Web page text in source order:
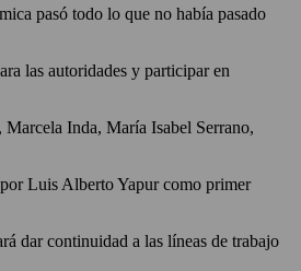
pasó todo lo que no había pasado
las autoridades y participar en
Inda, María Isabel Serrano,
Luis Alberto Yapur como primer
dar continuidad a las líneas de trabajo